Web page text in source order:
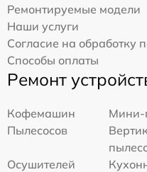
Ремонтируемые модели
Наши услуги
Согласие на обработку
Способы оплаты
Ремонт
Кофемашин
Мини-
Пылесосов
Осушителей